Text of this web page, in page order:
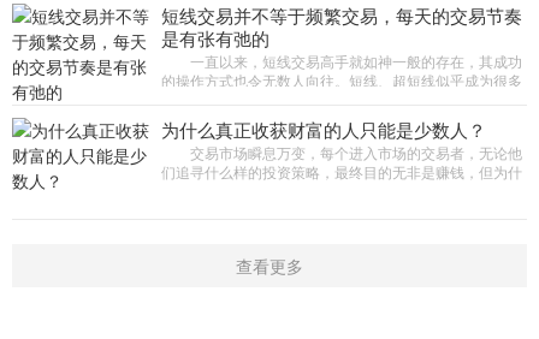
短线交易并不等于频繁交易，每天的交易节奏
是有张有弛的
一直以来，短线交易高手就如神一般的存在，其成功
的操作方式也令无数人向往。短线、超短线似乎成为很多
竞争最激烈、难度
为什么真正收获财富的人只能是少数人？
交易市场瞬息万变，每个进入市场的交易者，无论他
们追寻什么样的投资策略，最终目的无非是赚钱，但为什
查看更多